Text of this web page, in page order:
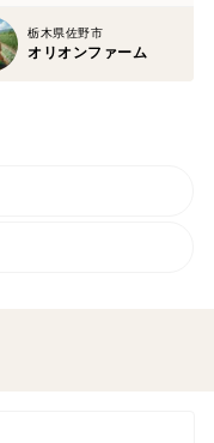
栃木県佐野市
オリオンファーム